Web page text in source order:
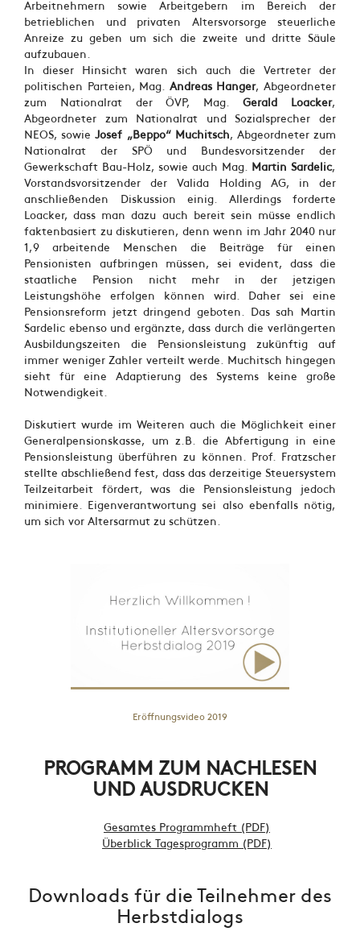
Arbeitnehmern sowie Arbeitgebern im Bereich der
betrieblichen und privaten Altersvorsorge steuerliche
Anreize zu geben um sich die zweite und dritte Säule
aufzubauen.
In dieser Hinsicht waren sich auch die Vertreter der
politischen Parteien, Mag. Andreas Hanger, Abgeordneter
zum Nationalrat der ÖVP, Mag.Gerald Loacker,
Abgeordneter zum Nationalrat und Sozialsprecher der
NEOS, sowieJosef „Beppo“ Muchitsch, Abgeordneter zum
Nationalrat der SPÖ und Bundesvorsitzender der
Gewerkschaft Bau-Holz, sowie auch Mag.
Martin Sardelic,
Vorstandsvorsitzender der Valida Holding AG, in der
anschließenden Diskussion einig. Allerdings forderte
Loacker, dass man dazu auch bereit sein müsse endlich
faktenbasiert zu diskutieren, denn wenn im Jahr 2040 nur
1,9 arbeitende Menschen die Beiträge für einen
Pensionisten aufbringen müssen, sei evident, dass die
staatliche Pension nicht mehr in der jetzigen
Leistungshöhe erfolgen können wird. Daher sei eine
Pensionsreform jetzt dringend geboten. Das sah Martin
Sardelic ebenso und ergänzte, dass durch die verlängerten
Ausbildungszeiten die Pensionsleistung zukünftig auf
immer weniger Zahler verteilt werde. Muchitsch hingegen
sieht für eine Adaptierung des Systems keine große
Notwendigkeit.
Diskutiert wurde im Weiteren auch die Möglichkeit einer
Generalpensionskasse, um z.B. die Abfertigung in eine
Pensionsleistung überführen zu können. Prof. Fratzscher
stellte abschließend fest, dass das derzeitige Steuersystem
Teilzeitarbeit fördert, was die Pensionsleistung jedoch
minimiere. Eigenverantwortung sei also ebenfalls nötig,
um sich vor Altersarmut zu schützen.
Eröffnungsvideo 2019
PROGRAMM ZUM NACHLESEN
UND AUSDRUCKEN
Gesamtes Programmheft (PDF)
Überblick Tagesprogramm (PDF)
Downloads für die Teilnehmer des
Herbstdialogs